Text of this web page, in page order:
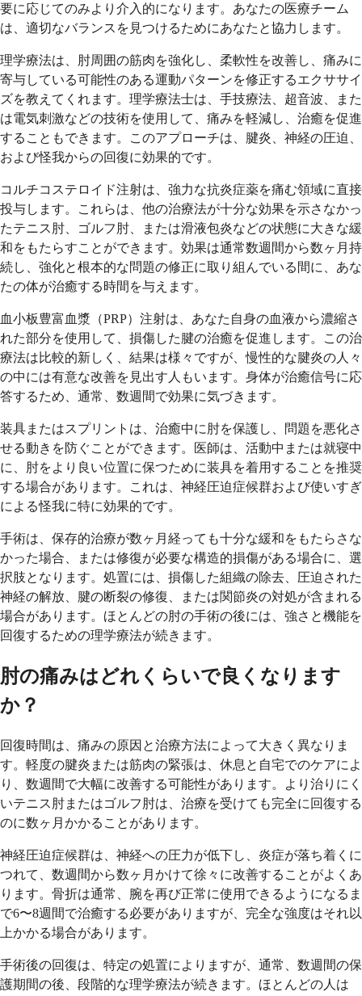
要に応じてのみより介入的になります。あなたの医療チーム
は、適切なバランスを見つけるためにあなたと協力します。
理学療法は、肘周囲の筋肉を強化し、柔軟性を改善し、痛みに
寄与している可能性のある運動パターンを修正するエクササイ
ズを教えてくれます。理学療法士は、手技療法、超音波、また
は電気刺激などの技術を使用して、痛みを軽減し、治癒を促進
することもできます。このアプローチは、腱炎、神経の圧迫、
および怪我からの回復に効果的です。
コルチコステロイド注射は、強力な抗炎症薬を痛む領域に直接
投与します。これらは、他の治療法が十分な効果を示さなかっ
たテニス肘、ゴルフ肘、または滑液包炎などの状態に大きな緩
和をもたらすことができます。効果は通常数週間から数ヶ月持
続し、強化と根本的な問題の修正に取り組んでいる間に、あな
たの体が治癒する時間を与えます。
血小板豊富血漿（PRP）注射は、あなた自身の血液から濃縮さ
れた部分を使用して、損傷した腱の治癒を促進します。この治
療法は比較的新しく、結果は様々ですが、慢性的な腱炎の人々
の中には有意な改善を見出す人もいます。身体が治癒信号に応
答するため、通常、数週間で効果に気づきます。
装具またはスプリントは、治癒中に肘を保護し、問題を悪化さ
せる動きを防ぐことができます。医師は、活動中または就寝中
に、肘をより良い位置に保つために装具を着用することを推奨
する場合があります。これは、神経圧迫症候群および使いすぎ
による怪我に特に効果的です。
手術は、保存的治療が数ヶ月経っても十分な緩和をもたらさな
かった場合、または修復が必要な構造的損傷がある場合に、選
択肢となります。処置には、損傷した組織の除去、圧迫された
神経の解放、腱の断裂の修復、または関節炎の対処が含まれる
場合があります。ほとんどの肘の手術の後には、強さと機能を
回復するための理学療法が続きます。
肘の痛みはどれくらいで良くなります
か？
回復時間は、痛みの原因と治療方法によって大きく異なりま
す。軽度の腱炎または筋肉の緊張は、休息と自宅でのケアによ
り、数週間で大幅に改善する可能性があります。より治りにく
いテニス肘またはゴルフ肘は、治療を受けても完全に回復する
のに数ヶ月かかることがあります。
神経圧迫症候群は、神経への圧力が低下し、炎症が落ち着くに
つれて、数週間から数ヶ月かけて徐々に改善することがよくあ
ります。骨折は通常、腕を再び正常に使用できるようになるま
で6〜8週間で治癒する必要がありますが、完全な強度はそれ以
上かかる場合があります。
手術後の回復は、特定の処置によりますが、通常、数週間の保
護期間の後、段階的な理学療法が続きます。ほとんどの人は